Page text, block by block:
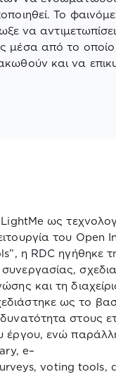
Το
να
μέσα από το
και να
LightMe ως
του Open
”, η RDC ηγήθηκε
και τη
ως το
στους
έργου, ενώ
, e–
,voting tools,